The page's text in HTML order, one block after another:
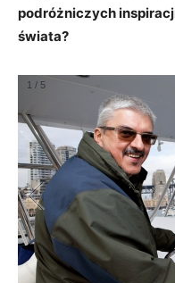
podróżniczych
świata?
1 / 5